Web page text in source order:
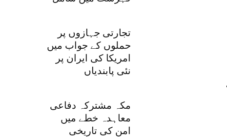
تجارتی جہازوں پر
حملوں کے جواب میں
امریکا کی ایران پر
نئی پابندیاں
مکہ مشترکہ دفاعی
معاہدہ خطے میں
امن کی تاریخی